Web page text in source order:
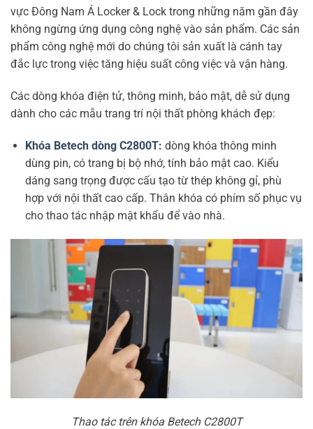
vực Đông Nam Á Locker & Lock trong những năm gần đây
không ngừng ứng dụng công nghệ vào sản phẩm. Các sản
phẩm công nghệ mới do chúng tôi sản xuất là cánh tay
đắc lực trong việc tăng hiệu suất công việc và vận hàng.
Các dòng khóa điện tử, thông minh, bảo mật, dễ sử dụng
dành cho các mẫu trang trí nội thất phòng khách đẹp:
Khóa Betech dòng C2800T: dòng khóa thông minh
dùng pin, có trang bị bộ nhớ, tính bảo mật cao. Kiểu
dáng sang trọng được cấu tạo từ thép không gỉ, phù
hợp với nội thất cao cấp. Thân khóa có phím số phục vụ
cho thao tác nhập mật khẩu để vào nhà.
Thao tác trên khóa Betech C2800T